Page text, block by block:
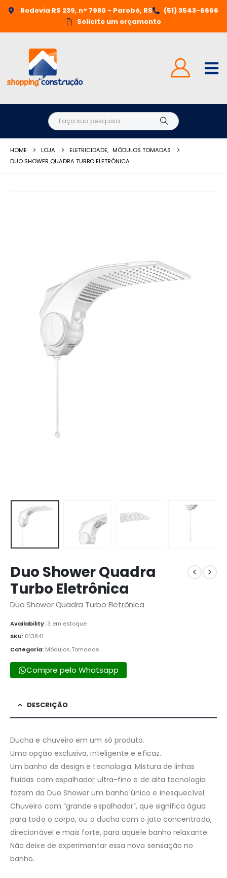
Rodovia RS 239, n° 7980 - Parobé, RS
(51) 3543-6666
Solicite um orçamento
HOME LOJA ELETRICIDADE, MÓDULOS TOMADAS
DUO SHOWER QUADRA TURBO ELETRÔNICA
Duo Shower Quadra
Turbo Eletrônica
Duo Shower Quadra Turbo Eletrônica
Availability:3 em estoque
SKU: 013841
Categoria: Módulos Tomadas
Compre pelo Whatsapp
DESCRIÇÃO
Ducha e chuveiro em um só produto.
Uma opção exclusiva, inteligente e eficaz.
Um banho de design e tecnologia. Mistura de linhas
fluídas com espalhador ultra-fino e de alta tecnologia
fazem da Duo Shower um banho único e inesquecível.
Chuveiro com “grande espalhador”, que significa água
para todo o corpo, ou a ducha com o jato concentrado,
direcionável e mais forte, para aquele banho relaxante.
Não deixe de experimentar essa nova sensação no
banho.